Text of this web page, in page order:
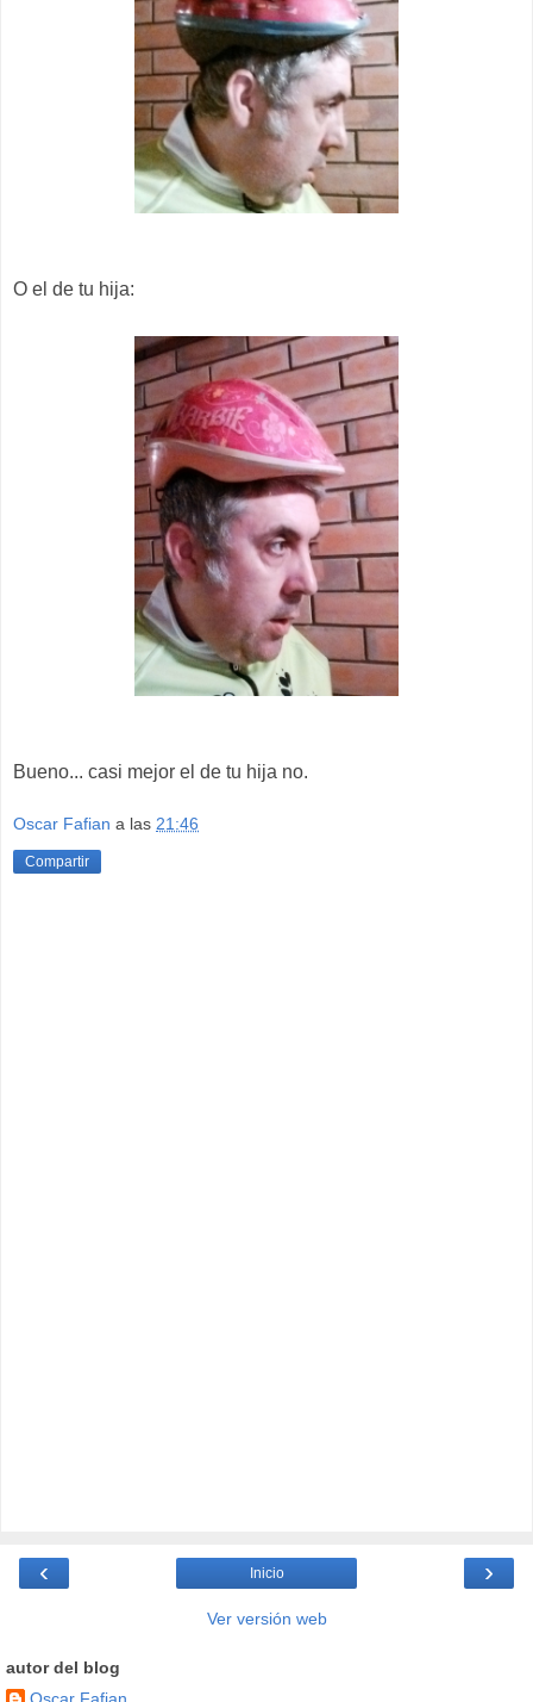
O el de tu hija:
Bueno... casi mejor el de tu hija no.
Oscar Fafian a las 21:46
Compartir
‹ ›
Inicio
Ver versión web
autor del blog